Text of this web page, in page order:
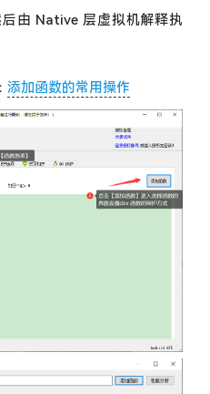
由 Native 层虚拟机解释执
添加函数的常用操作